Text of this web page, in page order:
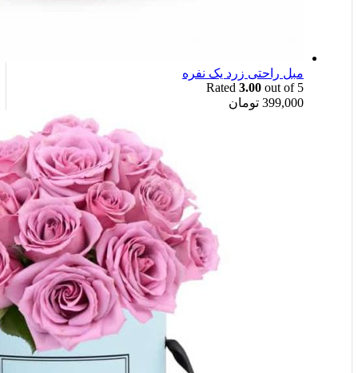
مبل راحتی زرد یک نفره
Rated 3.00 out of 5
399,000 تومان